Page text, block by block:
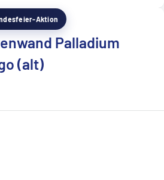
Aktion
Palladium
(alt)